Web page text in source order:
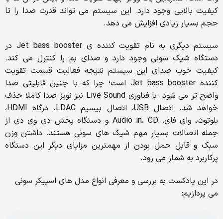
کیفیت بالایی وجود دارد. این سیستم می تواند قدرت صدا را تا
حجم بسیار زیادی افزایش می دهد.
سیستم دیگری به نام تقویت کننده ی Jet bass booster در
دستگاه شیک سونی وجود دارد و صدای بم را کنترل می کند.
کیفیت خوب صدای این سیستم نتیجه فعالیت قسمت تقویت
کننده Jet bass booster است؛ چرا که با چنین قابلیتی صدا
واضح تر می شود. با فناوری Live Sound نیز نویز صدا کاملا حذف
خواهد شد. اتصال USB، اتصال بیسیم LDAC، درگاه HDMI،
بلوتوث، وای فای، Audio in، CD و دستگاه پخش دی وی دی از
جمله اتصالات بسیار مهم شیک های سونی هستند. داشتن وزن
سبک و قابل حمل بودن از مهمترین مزایای دیگر این دستگاه
پرکاربرد به شمار می رود.
در این پادکست به بررسی و معرفی انواع مدل های اسپیکر سونی
می پردازیم: